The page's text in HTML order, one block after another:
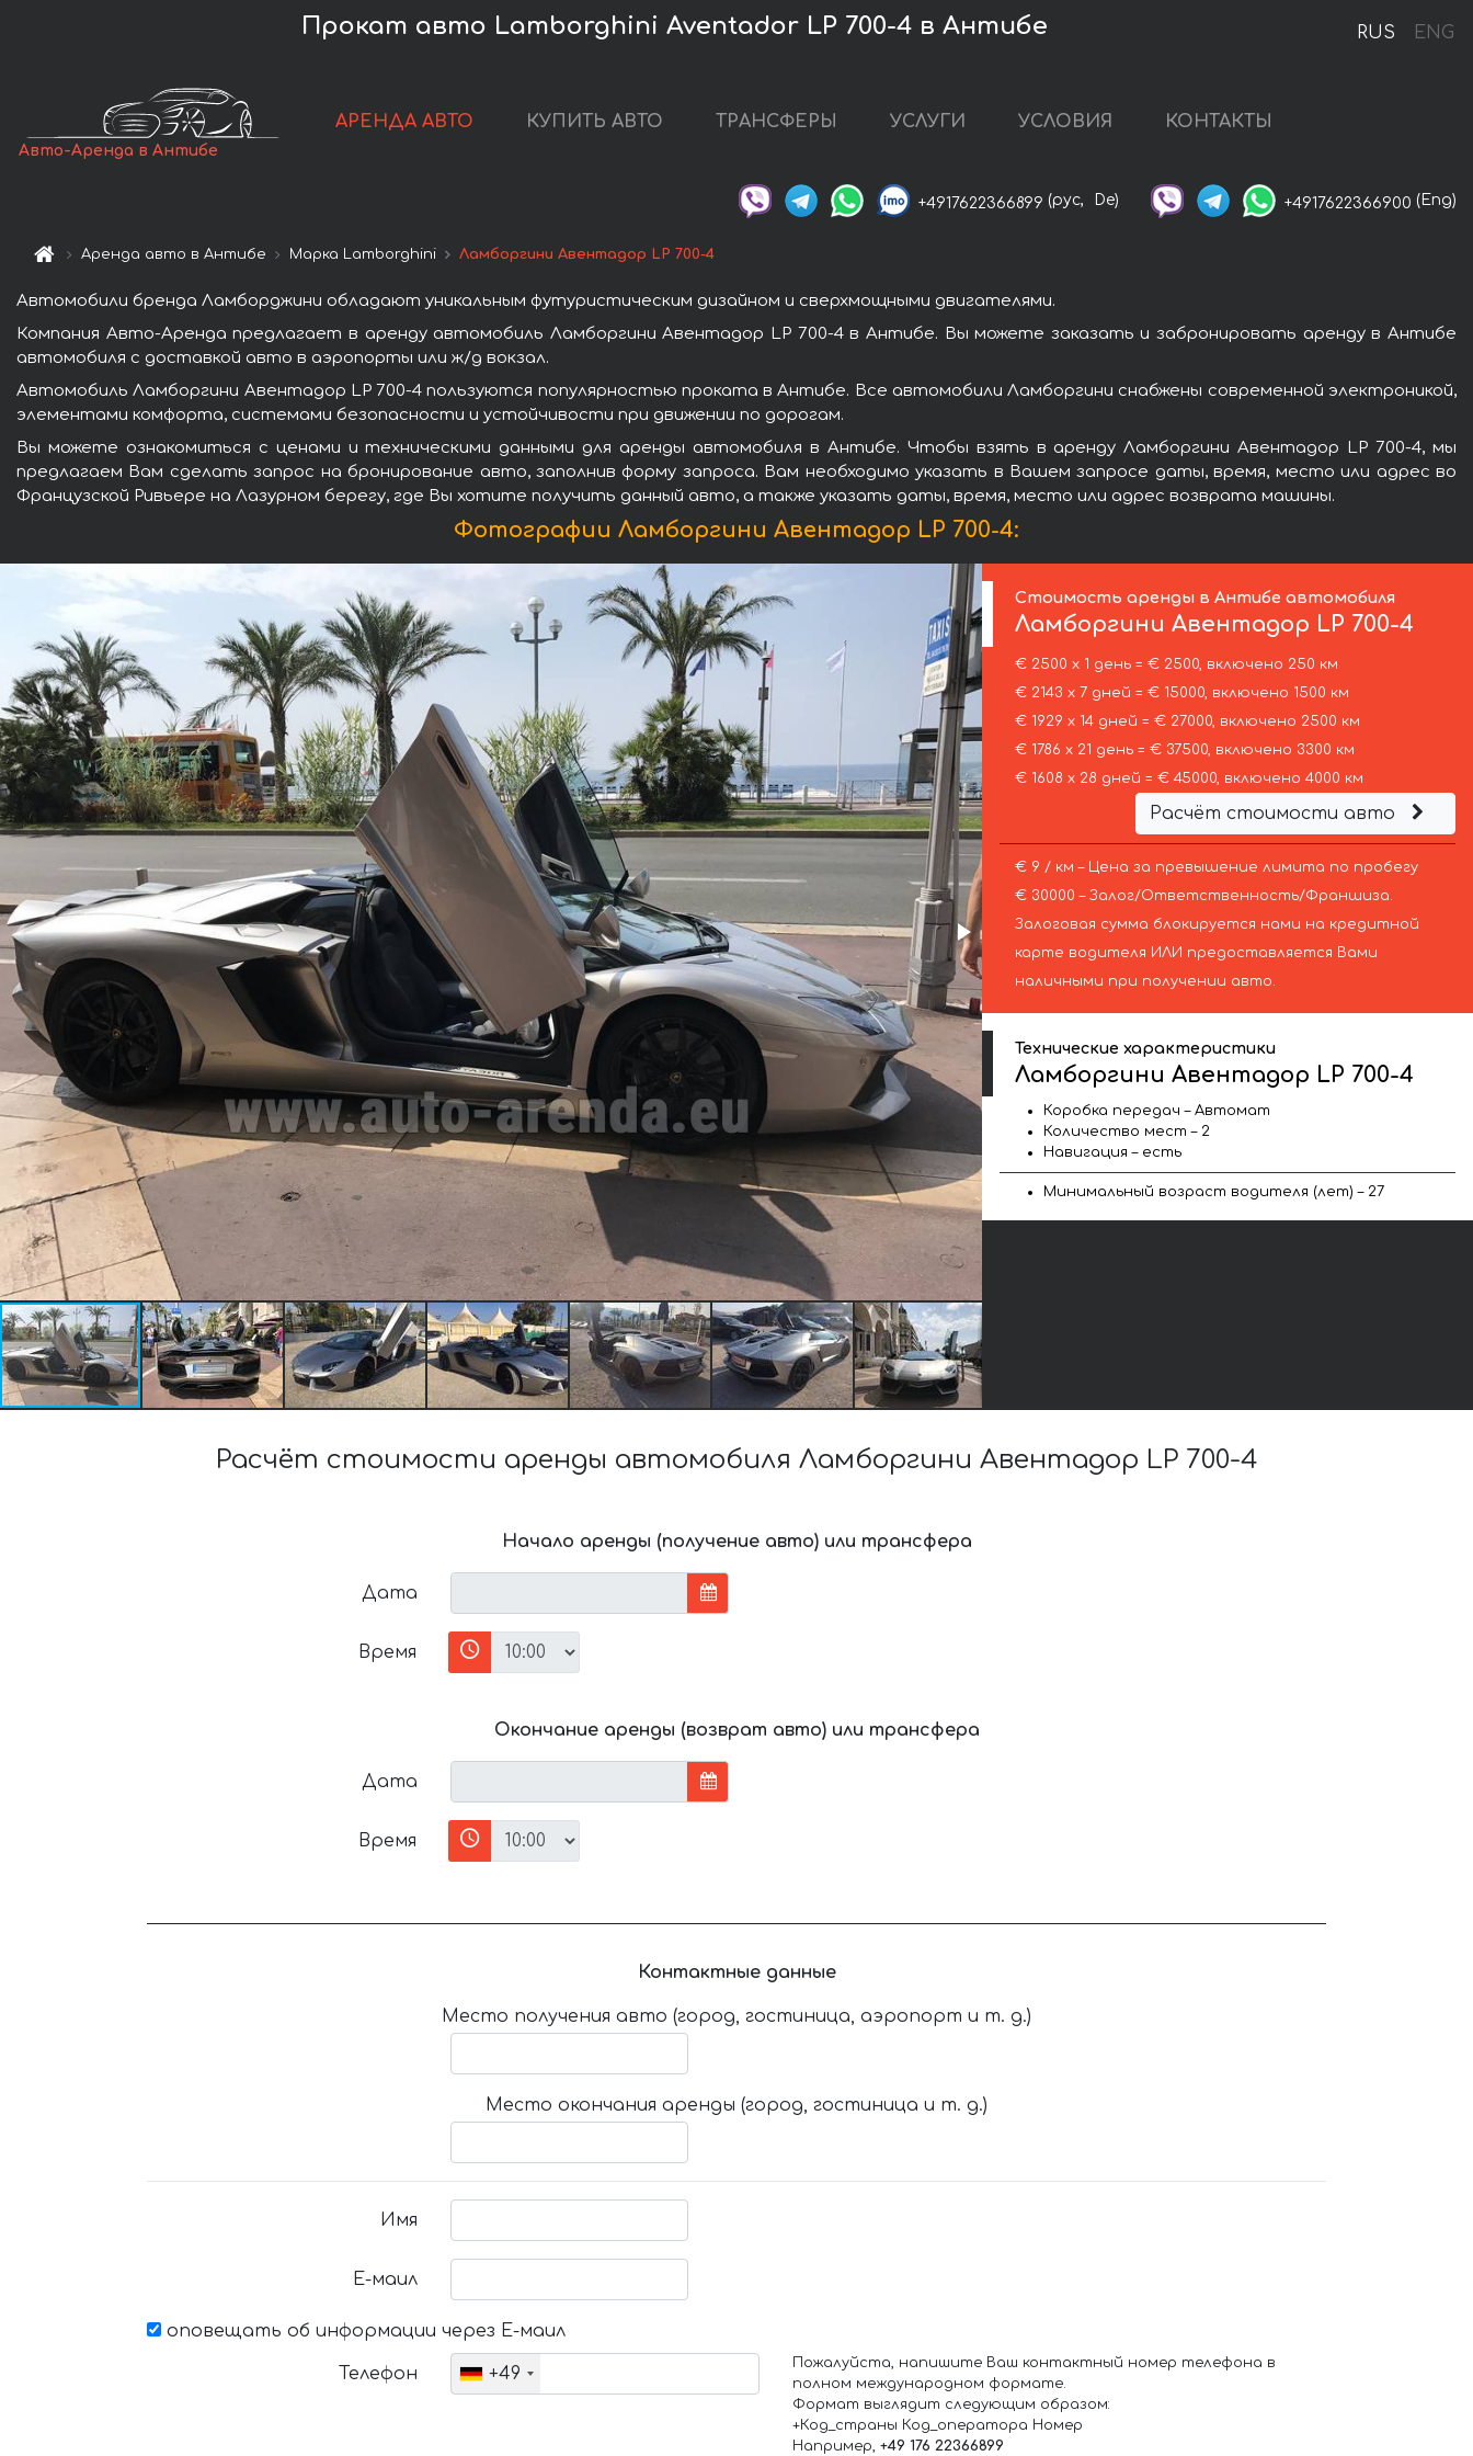
RUS ENG
Прокат авто Lamborghini Aventador LP 700-4 в Антибе
Авто-Аренда в Антибе
АРЕНДА АВТО КУПИТЬ АВТО ТРАНСФЕРЫ УСЛУГИ УСЛОВИЯ КОНТАКТЫ
+4917622366899 (рус, De) +4917622366900 (Eng)
Аренда авто в Антибе Марка Lamborghini Ламборгини Авентадор LP 700-4
Автомобили бренда Ламборджини обладают уникальным футуристическим дизайном и сверхмощными двигателями.
Компания Авто-Аренда предлагает в аренду автомобиль Ламборгини Авентадор LP 700-4 в Антибе. Вы можете заказать и забронировать аренду в Антибе
автомобиля с доставкой авто в аэропорты или ж/д вокзал.
Автомобиль Ламборгини Авентадор LP 700-4 пользуются популярностью проката в Антибе. Все автомобили Ламборгини снабжены современной электроникой,
элементами комфорта, системами безопасности и устойчивости при движении по дорогам.
Вы можете ознакомиться с ценами и техническими данными для аренды автомобиля в Антибе. Чтобы взять в аренду Ламборгини Авентадор LP 700-4, мы
предлагаем Вам сделать запрос на бронирование авто, заполнив форму запроса. Вам необходимо указать в Вашем запросе даты, время, место или адрес во
Французской Ривьере на Лазурном берегу, где Вы хотите получить данный авто, а также указать даты, время, место или адрес возврата машины.
Фотографии Ламборгини Авентадор LP 700-4:
Стоимость аренды в Антибе автомобиля
Ламборгини Авентадор LP 700-4
€ 2500 х 1 день = € 2500, включено 250 км
€ 2143 х 7 дней = € 15000, включено 1500 км
€ 1929 х 14 дней = € 27000, включено 2500 км
€ 1786 х 21 день = € 37500, включено 3300 км
€ 1608 х 28 дней = € 45000, включено 4000 км
Расчёт стоимости авто
€ 9 / км – Цена за превышение лимита по пробегу
€ 30000 – Залог/Ответственность/Франшиза.
Залоговая сумма блокируется нами на кредитной
карте водителя ИЛИ предоставляется Вами
наличными при получении авто.
Технические характеристики
Ламборгини Авентадор LP 700-4
Коробка передач – Автомат
Количество мест – 2
Навигация – есть
Минимальный возраст водителя (лет) – 27
Расчёт стоимости аренды автомобиля Ламборгини Авентадор LP 700-4
Начало аренды (получение авто) или трансфера
Дата
Время
Окончание аренды (возврат авто) или трансфера
Дата
Время
Контактные данные
Место получения авто (город, гостиница, аэропорт и т. д.)
Место окончания аренды (город, гостиница и т. д.)
Имя
Е-маил
оповещать об информации через Е-маил
Телефон +49
Пожалуйста, напишите Ваш контактный номер телефона в
полном международном формате.
Формат выглядит следующим образом:
+Код_страны Код_оператора Номер
Например, +49 176 22366899